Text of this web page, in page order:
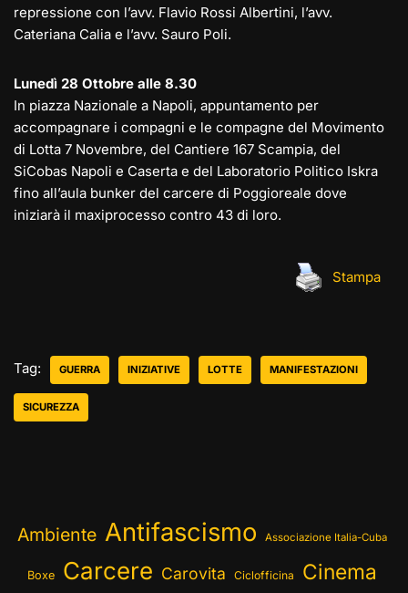
repressione con l’avv. Flavio Rossi Albertini, l’avv.
Cateriana Calia e l’avv. Sauro Poli.
Lunedì 28 Ottobre alle 8.30
In piazza Nazionale a Napoli, appuntamento per
accompagnare i compagni e le compagne del Movimento
di Lotta 7 Novembre, del Cantiere 167 Scampia, del
SiCobas Napoli e Caserta e del Laboratorio Politico Iskra
fino all’aula bunker del carcere di Poggioreale dove
iniziarà il maxiprocesso contro 43 di loro.
Stampa
Tag: GUERRA INIZIATIVE LOTTE MANIFESTAZIONI
SICUREZZA
Ambiente Antifascismo Associazione Italia-Cuba
Boxe Carcere Carovita Ciclofficina Cinema